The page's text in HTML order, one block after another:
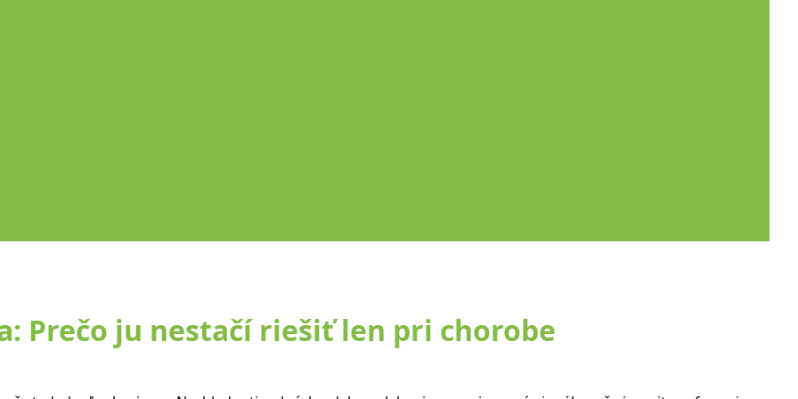
Prečo ju nestačí riešiť len pri chorobe